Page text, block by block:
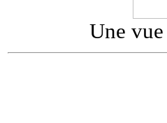
Une